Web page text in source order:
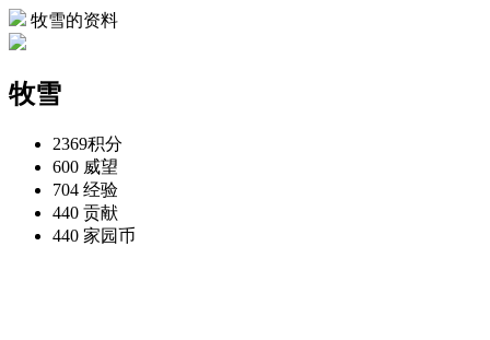
牧雪的资料
牧雪
2369积分
600 威望
704 经验
440 贡献
440 家园币